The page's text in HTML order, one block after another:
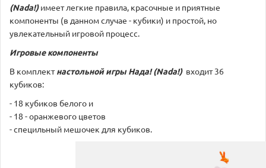
(Nada!)имеет легкие правила, красочные и приятные
компоненты (в данном случае - кубики) и простой, но
увлекательный игровой процесс.
Игровые компоненты
В комплектнастольной игры Нада! (Nada!)входит 36
кубиков:
- 18 кубиков белого и
- 18 - оранжевого цветов
- специльный мешочек для кубиков.